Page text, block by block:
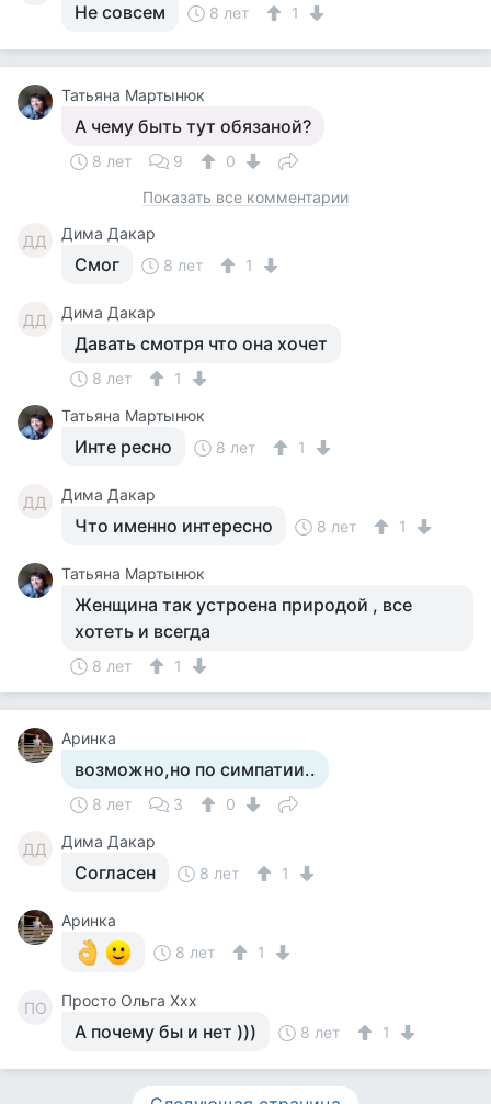
Не совсем 8 лет 1
Татьяна Мартынюк
А чему быть тут обязаной?
8 лет 9
0
Показать все комментарии
ДД Дима Дакар
Смог 8 лет 1
ДД Дима Дакар
Давать смотря что она хочет
8 лет
1
Татьяна Мартынюк
Инте ресно 8 лет 1
ДД Дима Дакар
Что именно интересно 8 лет 1
Татьяна Мартынюк
Женщина так устроена природой , все
хотеть и всегда
8 лет 1
Аринка
возможно,но по симпатии..
8 лет 3 0
ДД Дима Дакар
Согласен 8 лет 1
Аринка
8 лет
1
ПО Просто Ольга Ххх
А почему бы и нет ))) 8 лет 1